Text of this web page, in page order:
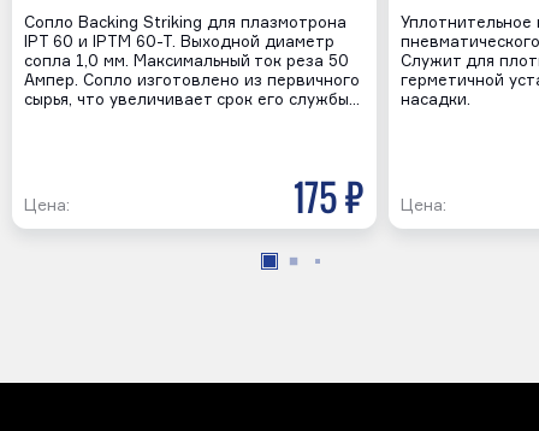
Сопло Backing Striking для плазмотрона
IPT 60 и IPTM 60-T. Выходной диаметр
сопла 1,0 мм. Максимальный ток реза 50
Ампер. Сопло изготовлено из первичного
сырья, что увеличивает срок его службы…
Цена: 175 р
Уплотнительное
Служит для
герметичной
насадки.
Цена: